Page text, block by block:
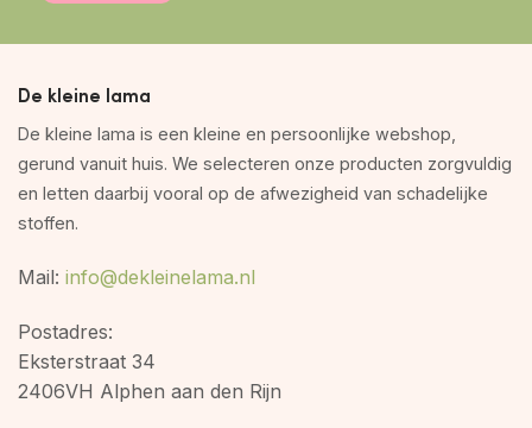
De kleine lama
De kleine lama is een kleine en persoonlijke webshop,
gerund vanuit huis. We selecteren onze producten zorgvuldig
en letten daarbij vooral op de afwezigheid van schadelijke
stoffen.
Mail: info@dekleinelama.nl
Postadres:
Eksterstraat 34
2406VH Alphen aan den Rijn